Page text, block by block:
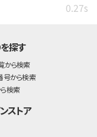
0.27s
探す
から検索
号から検索
検索
ストア